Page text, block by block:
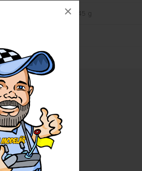
×
Od 245 g